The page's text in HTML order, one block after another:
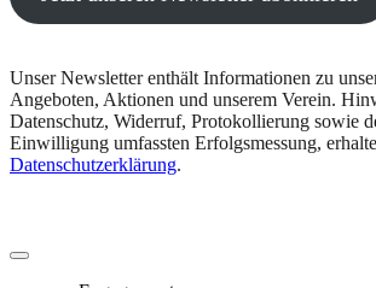
Unser Newsletter enthält Informationen zu
Angeboten, Aktionen und unserem Verein.
Datenschutz, Widerruf, Protokollierung sowie
Einwilligung umfassten Erfolgsmessung,
Datenschutzerklärung.